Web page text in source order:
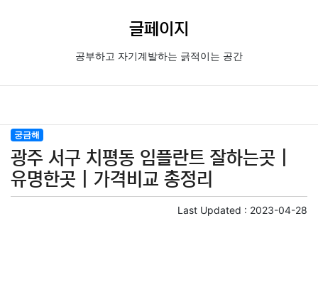
글페이지
공부하고 자기계발하는 긁적이는 공간
궁금해
광주 서구 치평동 임플란트 잘하는곳 |
유명한곳 | 가격비교 총정리
Last Updated : 2023-04-28